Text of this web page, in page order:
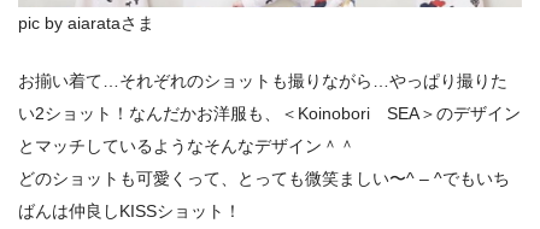
pic by aiarataさま
お揃い着て…それぞれのショットも撮りながら…やっぱり撮りた
い2ショット！なんだかお洋服も、＜Koinobori SEA＞のデザイン
とマッチしているようなそんなデザイン＾＾
どのショットも可愛くって、とっても微笑ましい〜^ – ^でもいち
ばんは仲良しKISSショット！